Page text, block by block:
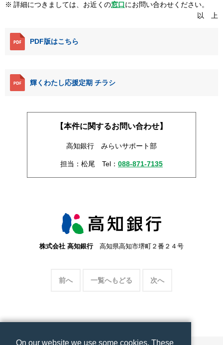
詳細につきましては、お近くの窓口にお問い合わせください。
以 上
PDF版はこちら
輝くわたし応援定期 チラシ
【本件に関するお問い合わせ】
高知銀行 みらいサポート部
担当：松尾 Tel： 088-871-7135
株式会社 高知銀行高知県高知市堺町２番２４号
前へ 一覧へもどる 次へ
On our website we use some cookies. These